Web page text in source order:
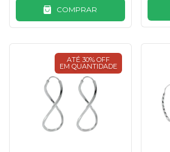
COMPRAR
ATÉ 30% OFF
EM QUANTIDADE